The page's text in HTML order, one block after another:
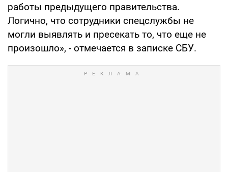
работы предыдущего правительства.
Логично, что сотрудники спецслужбы не
могли выявлять и пресекать то, что еще не
произошло», - отмечается в записке СБУ.